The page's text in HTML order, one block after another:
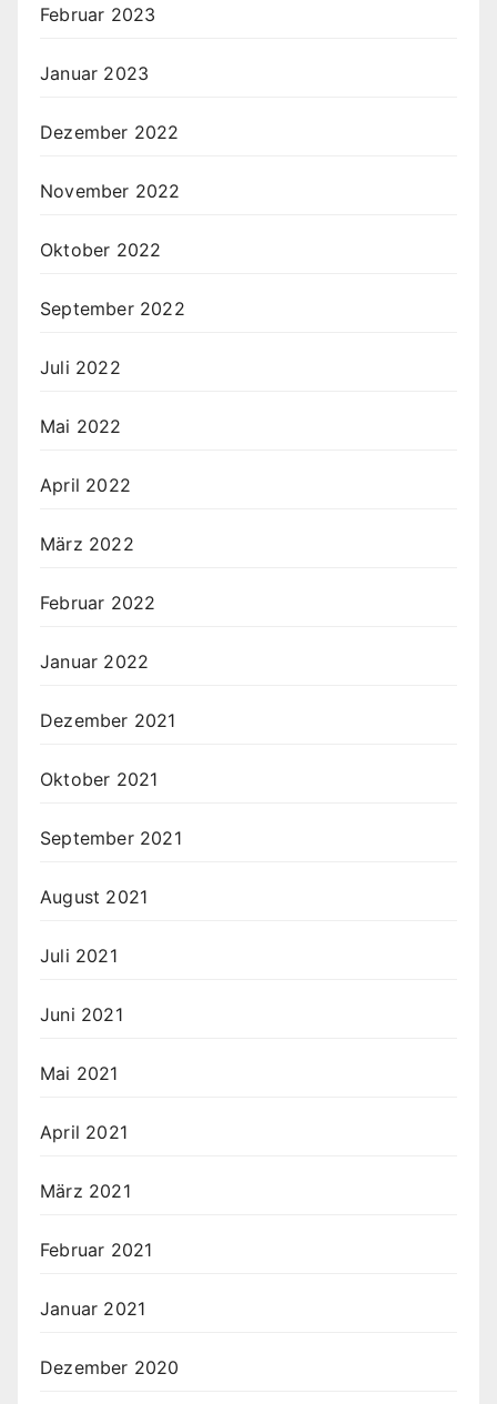
Februar 2023
Januar 2023
Dezember 2022
November 2022
Oktober 2022
September 2022
Juli 2022
Mai 2022
April 2022
März 2022
Februar 2022
Januar 2022
Dezember 2021
Oktober 2021
September 2021
August 2021
Juli 2021
Juni 2021
Mai 2021
April 2021
März 2021
Februar 2021
Januar 2021
Dezember 2020